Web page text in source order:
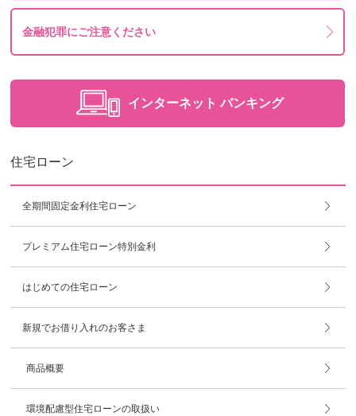
金融犯罪にご注意ください
インターネット バンキング
住宅ローン
全期間固定金利住宅ローン
プレミアム住宅ローン特別金利
はじめての住宅ローン
新規でお借り入れのお客さま
商品概要
環境配慮型住宅ローンの取扱い